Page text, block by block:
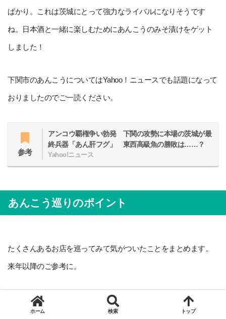
ばかり。これは茨城にとって強力なライバルになりそうです
ね。日本酒と一緒に楽しむためにあんこうのみそ漬けをゲット
しました！
下関市のあんこうについてはYahoo！ニュースでも話題になって
おりましたのでご一読ください。
参考
アンコウ覇権争い勃発 下関の攻勢に本場の茨城が最
終兵器「あん肝フグ」 東西高級魚の勝敗は……？
Yahoo!ニュース
あんこう巡りのポイント
たくさんあるお店を巡ってみて気がついたことをまとめます。
来年以降のご参考に。
関連記事
ホーム 検索 トップ